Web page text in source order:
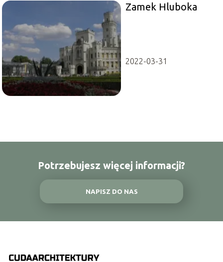
Zamek Hluboka
2022-03-31
Potrzebujesz więcej informacji?
NAPISZ DO NAS